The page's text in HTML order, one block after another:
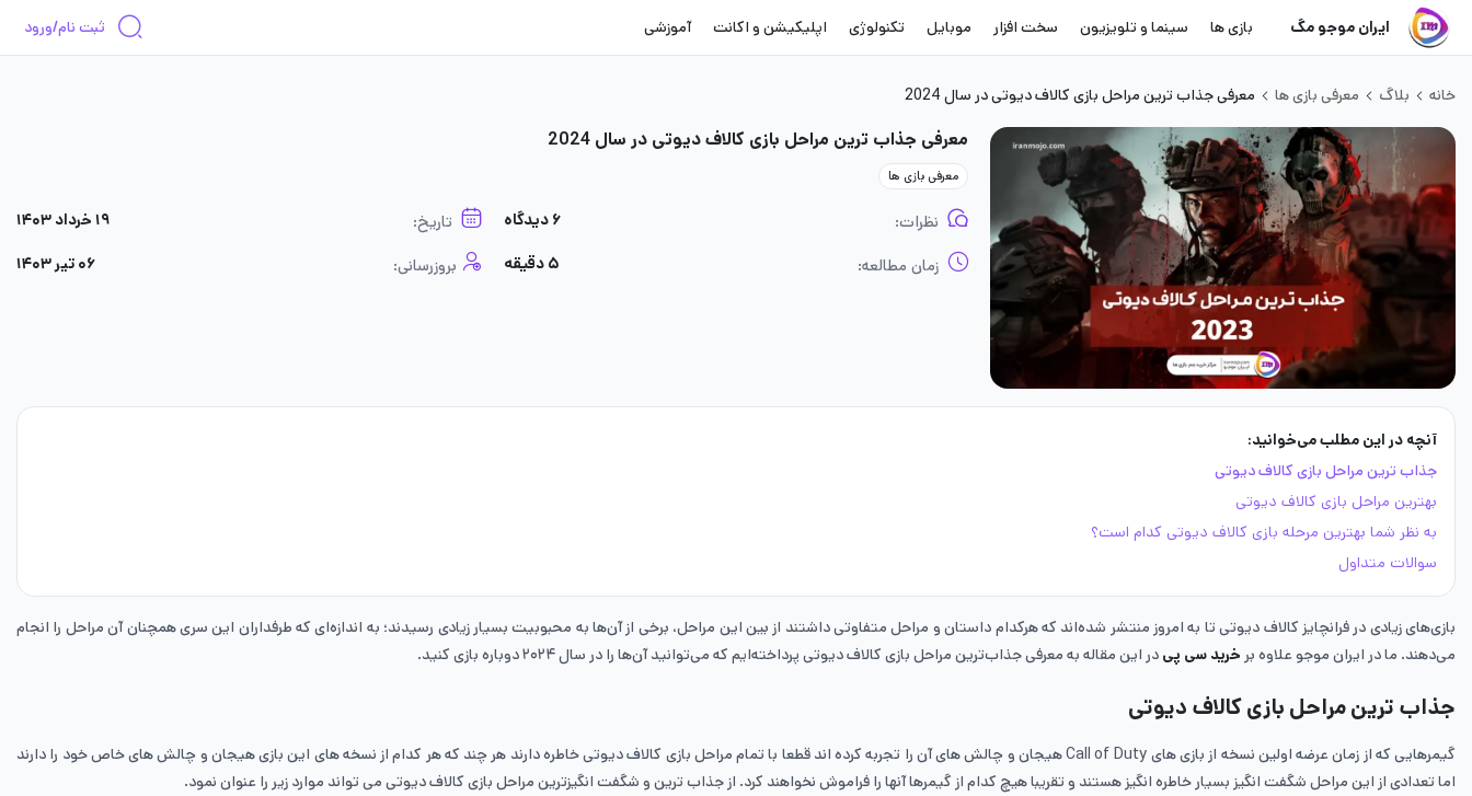
ایران موجو مگ بازی ها سینما و تلویزیون سخت افزار موبایل تکنولوژی اپلیکیشن و اکانت آموزشی ثبت نام/ورود
خانه بلاگ معرفی بازی ها معرفی جذاب ترین مراحل بازی کالاف دیوتی در سال 2024
معرفی جذاب ترین مراحل بازی کالاف دیوتی در سال 2024
معرفی بازی ها
نظرات: ۶ دیدگاه تاریخ: ۱۹ خرداد ۱۴۰۳
زمان مطالعه: ۵ دقیقه بروزرسانی: ۰۶ تیر ۱۴۰۳
آنچه در این مطلب می‌خوانید:
جذاب ترین مراحل بازی کالاف دیوتی
بهترین مراحل بازی کالاف دیوتی
به نظر شما بهترین مرحله بازی کالاف دیوتی کدام است؟
سوالات متداول
بازی‌های زیادی در فرانچایز کالاف دیوتی تا به امروز منتشر شده‌اند که هرکدام داستان و مراحل متفاوتی داشتند از بین این مراحل، برخی از آن‌ها به محبوبیت بسیار زیادی رسیدند؛ به اندازه‌ای که طرفداران این سری همچنان آن مراحل را انجام
می‌دهند. ما در ایران موجو علاوه بر خرید سی پی در این مقاله به معرفی جذاب‌ترین مراحل بازی کالاف دیوتی پرداخته‌ایم که می‌توانید آن‌ها را در سال ۲۰۲۴ دوباره بازی کنید.
جذاب ترین مراحل بازی کالاف دیوتی
گیمرهایی که از زمان عرضه اولین نسخه از بازی های Call of Duty هیجان و چالش های آن را تجربه کرده اند قطعا با تمام مراحل بازی کالاف دیوتی خاطره دارند هر چند که هر کدام از نسخه های این بازی هیجان و چالش های خاص خود را دارند
اما تعدادی از این مراحل شگفت انگیز بسیار خاطره انگیز هستند و تقریبا هیچ کدام از گیمرها آنها را فراموش نخواهند کرد. از جذاب ترین و شگفت انگیزترین مراحل بازی کالاف دیوتی می تواند موارد زیر را عنوان نمود.